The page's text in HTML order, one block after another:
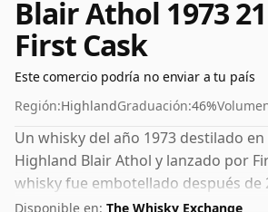
Blair Athol 1973
First Cask
Este comercio podría no enviar a tu país
Región:HighlandGraduación:46%
Un whisky del año 1973 destilado
Highland Blair Athol y lanzado por
whisky fue embotellado después de
maduración. Con un volumen de 46%
Disponible en: The Whisky Exchange